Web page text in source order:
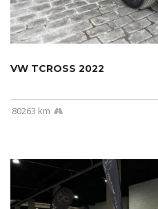
VW TCROSS 2022
80263 km